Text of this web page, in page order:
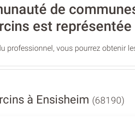
de
est
professionnel, vous pourrez obtenir
à Ensisheim (68190)